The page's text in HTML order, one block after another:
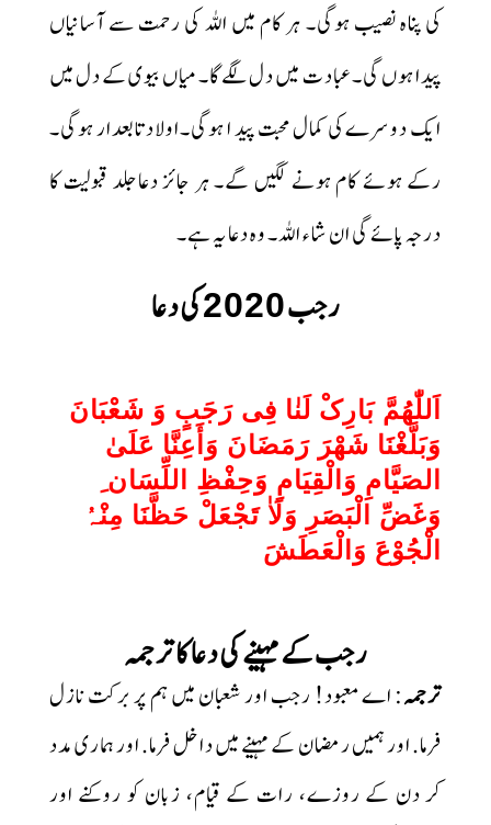
کی پناہ نصیب ہوگی۔ ہر کام میں اللہ کی رحمت سے آسانیاں
پیدا ہوں گی۔ عبادت میں دل لگے گا۔ میاں بیوی کے دل میں
ایک دوسرے کی کمال محبت پید ا ہوگی۔اولاد تابعدار ہوگی۔
رکے ہوئے کام ہونے لگیں گے۔ ہر جائز دعاجلد قبولیت کا
درجہ پائے گی ان شا ء اللہ۔ وہ دعا یہ ہے۔
رجب2020کی دعا
وَبَلَّغْنَا شَھْرَ رَمَضَانَ وَأَعِنَّا عَلَیٰ
الصَیَّامِ وَالْقِیَامِ وَحِفْظِ اللِّسَان ِ
وَغَضِّ الْبَصَرِ وَلَاٰ تَجْعَلْ حَظَّنَا مِنْہُ
الْجُوْعَ وَالْعَطَشَ
رجب کے مہینے کی دعا کا ترجمہ
ترجمہ: اے معبود! رجب اور شعبان میں ہم پر برکت نازل
فرما. اور ہمیں رمضان کے مہینے میں داخل فرما. اور ہماری مدد
کر دن کے روزے، رات کے قیام، زبان کو روکنے اور